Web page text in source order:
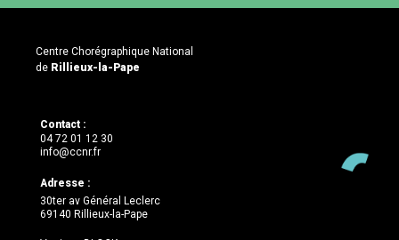
Centre Chorégraphique National
de Rillieux-la-Pape
Contact :
04 72 01 12 30
info@ccnr.fr
Adresse :
30ter av Général Leclerc
69140 Rillieux-la-Pape